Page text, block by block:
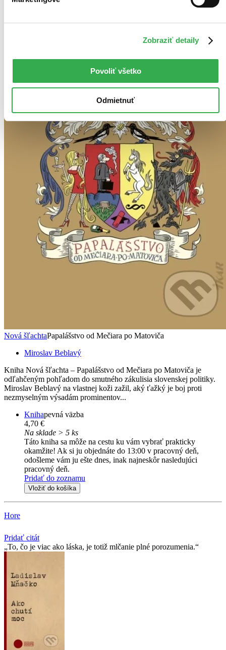
Zobraziť detaily
Povoliť všetko
Odmietnuť
Nová šľachtaPapalášstvo od Mečiara po Matoviča
Miroslav Beblavý
Kniha Nová šľachta – Papalášstvo od Mečiara po Matoviča je
odľahčeným pohľadom do smutného zákulisia slovenskej politiky.
Miroslav Beblavý na vlastnej koži zažil, aký ťažký je boj proti
nezmyselným výsadám prominentov...
Knihapevná väzba
4,70 €
Na sklade > 5 ks
Táto kniha sa môže na cestu ku vám vybrať prakticky
okamžite! Ak si ju objednáte do 13:00 v pracovný deň,
odošleme vám ju ešte dnes, inak najneskôr nasledujúci
pracovný deň.
Pridať do zoznamu
Vložiť do košíka
Hore
Pridať citát
To, čo je viac ako láska, je totiž mlčanie plné porozumenia.